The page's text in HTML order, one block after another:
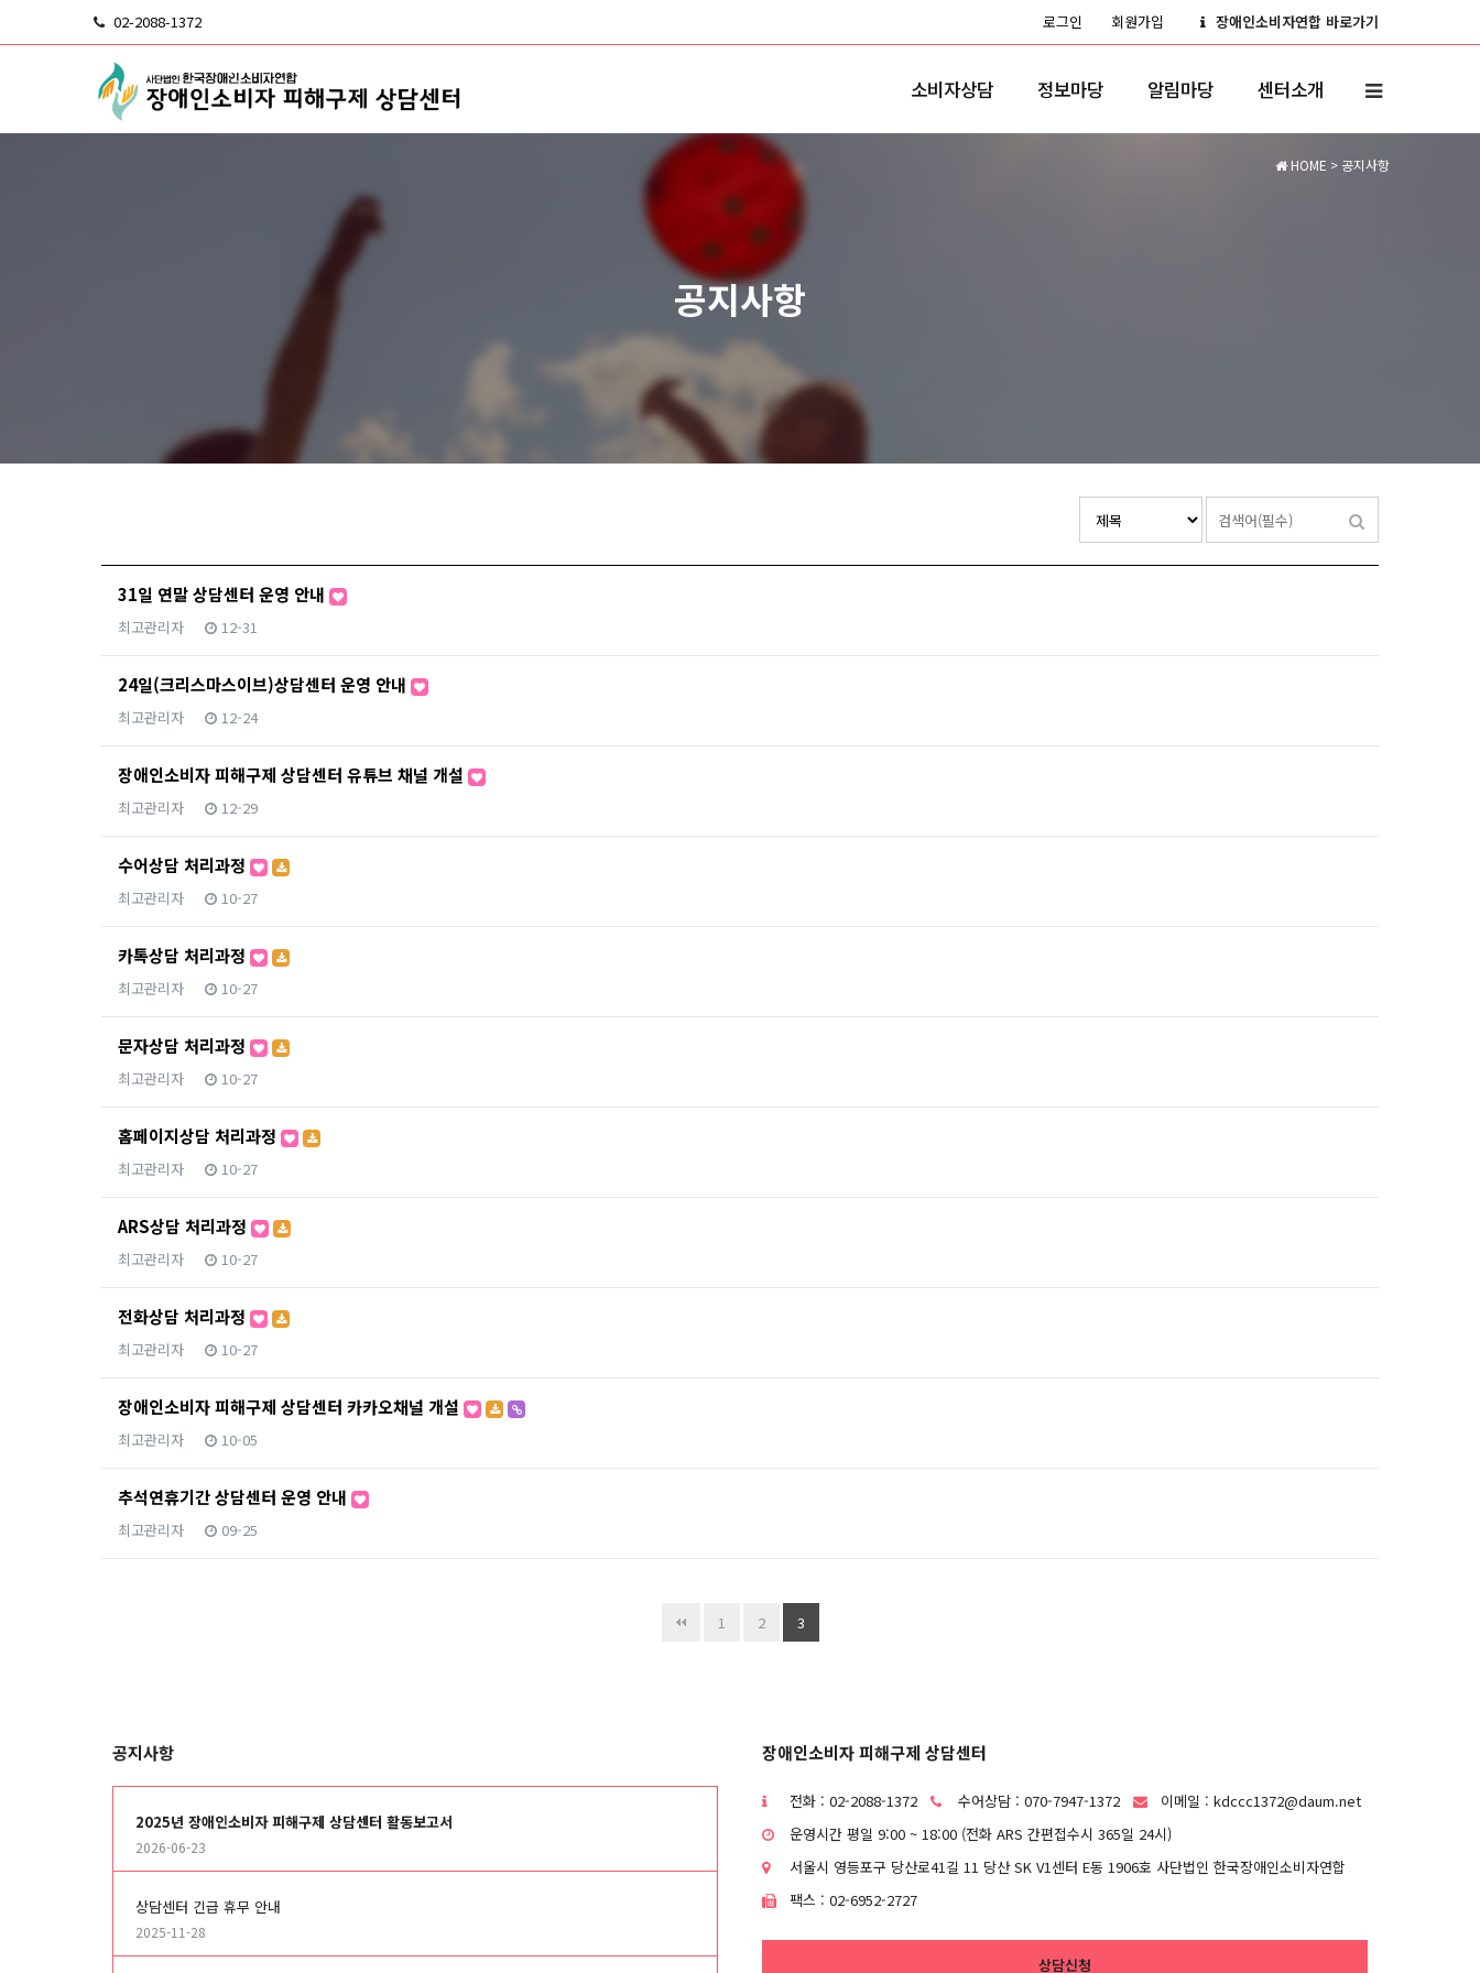
장애인소비자연합 바로가기
회원가입
로그인
02-2088-1372
소비자상담 정보마당 알림마당 센터소개
공지사항
HOME > 공지사항
31일 연말 상담센터 운영 안내
최고관리자 12-31
24일(크리스마스이브)상담센터 운영 안내
최고관리자 12-24
장애인소비자 피해구제 상담센터 유튜브 채널 개설
최고관리자 12-29
수어상담 처리과정
최고관리자 10-27
카톡상담 처리과정
최고관리자 10-27
문자상담 처리과정
최고관리자 10-27
홈페이지상담 처리과정
최고관리자 10-27
ARS상담 처리과정
최고관리자 10-27
전화상담 처리과정
최고관리자 10-27
장애인소비자 피해구제 상담센터 카카오채널 개설
최고관리자 10-05
추석연휴기간 상담센터 운영 안내
최고관리자 09-25
1 2 3
공지사항
2025년 장애인소비자 피해구제 상담센터 활동보고서
2026-06-23
상담센터 긴급 휴무 안내
2025-11-28
장애인소비자 피해구제 상담센터
전화 : 02-2088-1372 수어상담 : 070-7947-1372
이메일 : kdccc1372@daum.net
운영시간 평일 9:00 ~ 18:00 (전화 ARS 간편접수시 365일 24시)
서울시 영등포구 당산로41길 11 당산 SK V1센터 E동 1906호 사단법인 한국장애인소비자연합
팩스 : 02-6952-2727
상담신청